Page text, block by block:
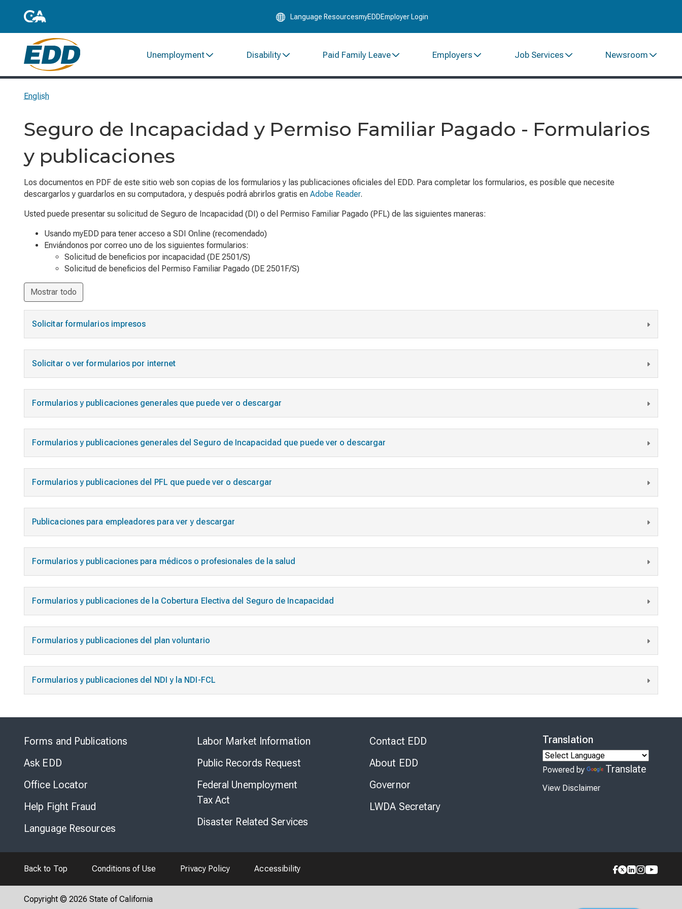
to
Language ResourcesmyEDDEmployer Login
Unemployment Disability Paid Family Leave Employers Job Services Newsroom
English
Seguro de Incapacidad y Permiso Familiar Pagado - Formularios
y publicaciones
Los documentos en PDF de este sitio web son copias de los formularios y las publicaciones oficiales del EDD. Para completar los formularios, es posible que necesite
descargarlos y guardarlos en su computadora, y después podrá abrirlos gratis en Adobe Reader.
Usted puede presentar su solicitud de Seguro de Incapacidad (DI) o del Permiso Familiar Pagado (PFL) de las siguientes maneras:
Usando myEDD para tener acceso a SDI Online (recomendado)
Enviándonos por correo uno de los siguientes formularios:
Solicitud de beneficios por incapacidad (DE 2501/S)
Solicitud de beneficios del Permiso Familiar Pagado (DE 2501F/S)
Mostrar todo
Solicitar formularios impresos
Solicitar o ver formularios por internet
Formularios y publicaciones generales que puede ver o descargar
Formularios y publicaciones generales del Seguro de Incapacidad que puede ver o descargar
Formularios y publicaciones del PFL que puede ver o descargar
Publicaciones para empleadores para ver y descargar
Formularios y publicaciones para médicos o profesionales de la salud
Formularios y publicaciones de la Cobertura Electiva del Seguro de Incapacidad
Formularios y publicaciones del plan voluntario
Formularios y publicaciones del NDI y la NDI-FCL
Forms and Publications
Ask EDD
Office Locator
Help Fight Fraud
Language Resources
Labor Market Information
Public Records Request
Federal Unemployment
Tax Act
Disaster Related Services
Contact EDD
About EDD
Governor
LWDA Secretary
Translation
Powered by Translate
View Disclaimer
Back to Top Conditions of Use Privacy Policy Accessibility
Copyright © 2026 State of California